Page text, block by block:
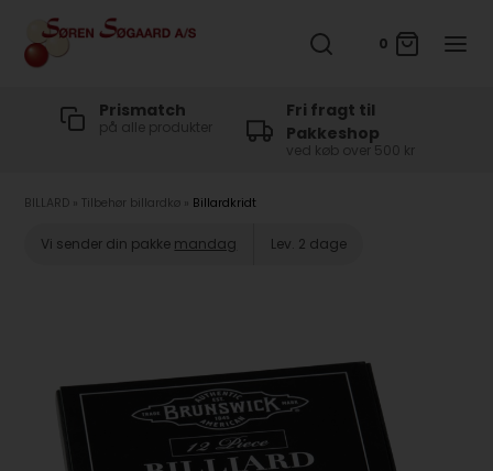
0
Prismatch
på alle produkter
Fri fragt til
Pakkeshop
ved køb over 500 kr
BILLARD Tilbehør billardkø Billardkridt
Vi sender din pakke mandag Lev. 2 dage